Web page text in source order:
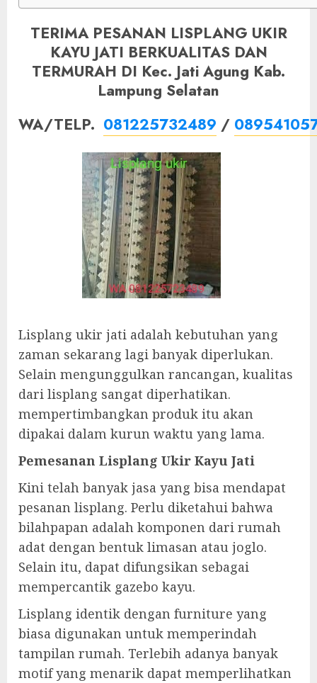
TERIMA PESANAN LISPLANG UKIR
KAYU JATI BERKUALITAS DAN
TERMURAH DI Kec. Jati Agung Kab.
Lampung Selatan
WA/TELP. 081225732489 /
Lisplang ukir jati adalah kebutuhan yang
zaman sekarang lagi banyak diperlukan.
Selain mengunggulkan rancangan, kualitas
dari lisplang sangat diperhatikan.
mempertimbangkan produk itu akan
dipakai dalam kurun waktu yang lama.
Pemesanan Lisplang Ukir Kayu Jati
Kini telah banyak jasa yang bisa mendapat
pesanan lisplang. Perlu diketahui bahwa
bilahpapan adalah komponen dari rumah
adat dengan bentuk limasan atau joglo.
Selain itu, dapat difungsikan sebagai
mempercantik gazebo kayu.
Lisplang identik dengan furniture yang
biasa digunakan untuk memperindah
tampilan rumah. Terlebih adanya banyak
motif yang menarik dapat memperlihatkan